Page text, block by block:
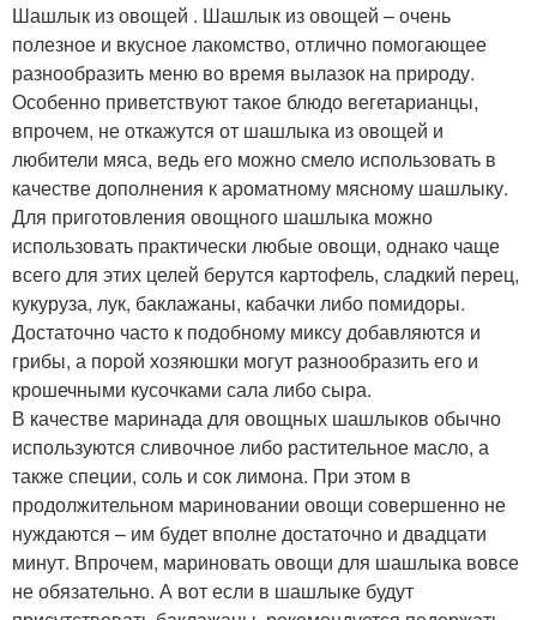
Шашлык из овощей . Шашлык из овощей – очень
полезное и вкусное лакомство, отлично помогающее
разнообразить меню во время вылазок на природу.
Особенно приветствуют такое блюдо вегетарианцы,
впрочем, не откажутся от шашлыка из овощей и
любители мяса, ведь его можно смело использовать в
качестве дополнения к ароматному мясному шашлыку.
Для приготовления овощного шашлыка можно
использовать практически любые овощи, однако чаще
всего для этих целей берутся картофель, сладкий перец,
кукуруза, лук, баклажаны, кабачки либо помидоры.
Достаточно часто к подобному миксу добавляются и
грибы, а порой хозяюшки могут разнообразить его и
крошечными кусочками сала либо сыра.
В качестве маринада для овощных шашлыков обычно
используются сливочное либо растительное масло, а
также специи, соль и сок лимона. При этом в
продолжительном мариновании овощи совершенно не
нуждаются – им будет вполне достаточно и двадцати
минут. Впрочем, мариновать овощи для шашлыка вовсе
не обязательно. А вот если в шашлыке будут